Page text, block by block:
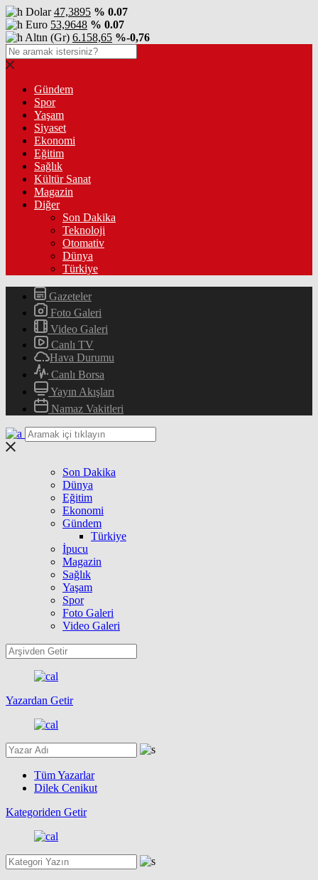
Dolar47,3895 % 0.07
Euro 53,9648 % 0.07
Altın (Gr) 6.158,65 %-0,76
Gündem
Spor
Yaşam
Siyaset
Ekonomi
Eğitim
Sağlık
Kültür Sanat
Magazin
Diğer
Son Dakika
Teknoloji
Otomativ
Dünya
Türkiye
Gazeteler
Foto Galeri
Video Galeri
Canlı TV
Hava Durumu
Canlı Borsa
Yayın Akışları
Namaz Vakitleri
Son Dakika
Dünya
Eğitim
Ekonomi
Gündem
Türkiye
İpucu
Magazin
Sağlık
Yaşam
Spor
Foto Galeri
Video Galeri
Yazardan Getir
Tüm Yazarlar
Dilek Cenikut
Kategoriden Getir